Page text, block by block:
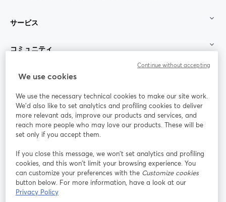
サービス
コミュニティ
StreamYard：
参加する
ライ
ンセ
ミナ
ー
Facebook
新しいタブで開く(Twitter)
YouTube
Instagram
新しいタブで開く
LinkedIn
新しいタブで開く
We use cookies
We use the necessary technical cookies to make our site work.
We'd also like to set analytics and profiling cookies to deliver
more relevant ads, improve our products and services, and
reach more people who may love our products. These will be
set only if you accept them.
If you close this message, we won’t set analytics and profiling
cookies, and this won’t limit your browsing experience. You
can customize your preferences with the Customize cookies
button below. For more information, have a look at our
Privacy Policy
Continue without accepting